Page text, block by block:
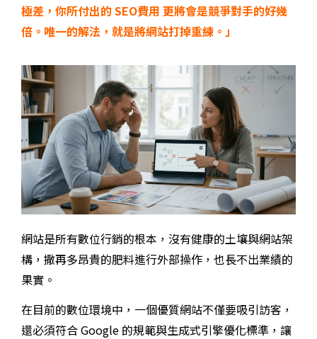
極差，你所付出的SEO費用 更將會是競爭對手的好幾
倍。唯一的解法，就是將網站打掉重練。」
網站是所有數位行銷的根本，沒有健康的土壤與網站架
構，撒再多昂貴的肥料進行外部操作，也長不出業績的
果實。
在目前的數位環境中，一個優質網站不僅要吸引訪客，
還必須符合 Google 的規範與生成式引擎優化標準，讓